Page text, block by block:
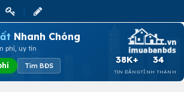
Nhanh Chóng
phí, uy tín
Tìm BĐS
38K+
TIN ĐĂNG
34
TỈNH THÀNH